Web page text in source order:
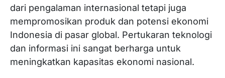
dari pengalaman internasional tetapi juga
mempromosikan produk dan potensi ekonomi
Indonesia di pasar global. Pertukaran teknologi
dan informasi ini sangat berharga untuk
meningkatkan kapasitas ekonomi nasional.